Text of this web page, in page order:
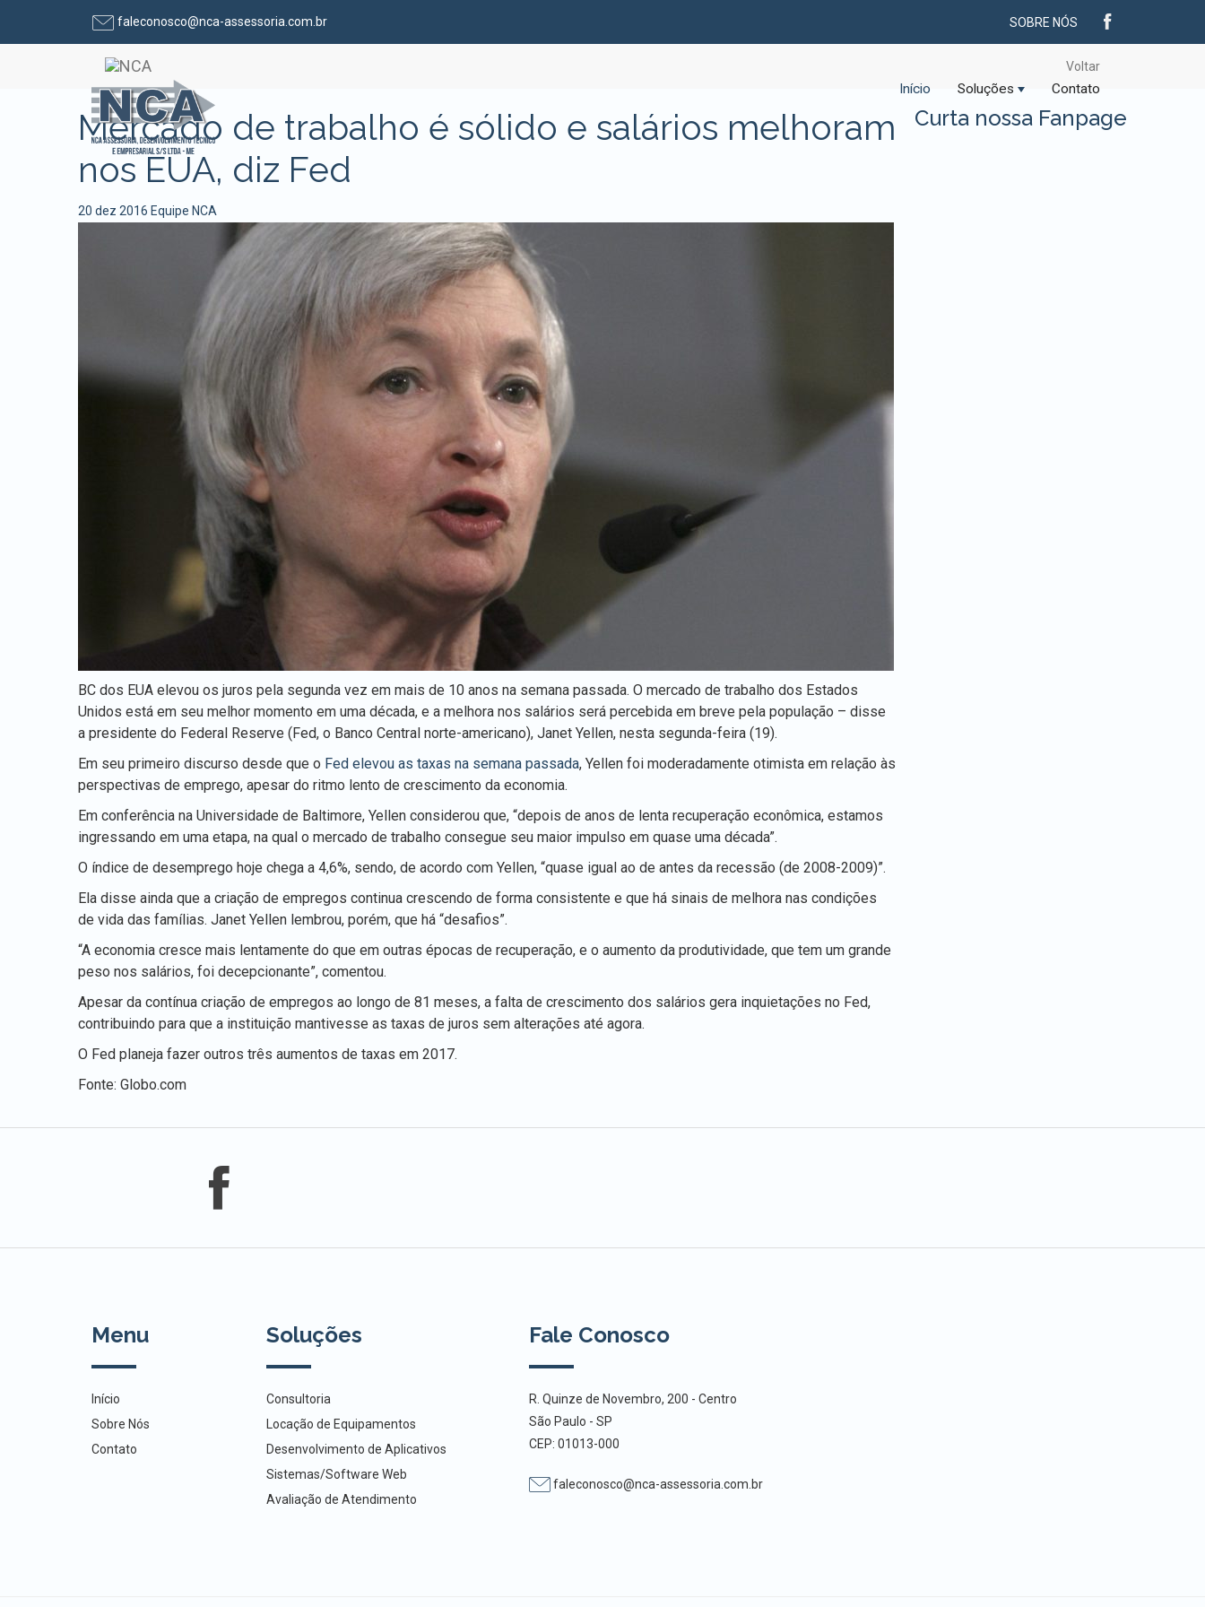
Pular para o conteúdofaleconosco@nca-assessoria.com.br SOBRE NÓS
Início Soluções Contato
Voltar
Curta nossa Fanpage
Mercado de trabalho é sólido e salários melhoram
nos EUA, diz Fed
20 dez 2016 Equipe NCA
BC dos EUA elevou os juros pela segunda vez em mais de 10 anos na semana passada. O mercado de trabalho dos Estados
Unidos está em seu melhor momento em uma década, e a melhora nos salários será percebida em breve pela população – disse
a presidente do Federal Reserve (Fed, o Banco Central norte-americano), Janet Yellen, nesta segunda-feira (19).
Em seu primeiro discurso desde que o Fed elevou as taxas na semana passada, Yellen foi moderadamente otimista em relação às
perspectivas de emprego, apesar do ritmo lento de crescimento da economia.
Em conferência na Universidade de Baltimore, Yellen considerou que, “depois de anos de lenta recuperação econômica, estamos
ingressando em uma etapa, na qual o mercado de trabalho consegue seu maior impulso em quase uma década”.
O índice de desemprego hoje chega a 4,6%, sendo, de acordo com Yellen, “quase igual ao de antes da recessão (de 2008-2009)”.
Ela disse ainda que a criação de empregos continua crescendo de forma consistente e que há sinais de melhora nas condições
de vida das famílias. Janet Yellen lembrou, porém, que há “desafios”.
“A economia cresce mais lentamente do que em outras épocas de recuperação, e o aumento da produtividade, que tem um grande
peso nos salários, foi decepcionante”, comentou.
Apesar da contínua criação de empregos ao longo de 81 meses, a falta de crescimento dos salários gera inquietações no Fed,
contribuindo para que a instituição mantivesse as taxas de juros sem alterações até agora.
O Fed planeja fazer outros três aumentos de taxas em 2017.
Fonte: Globo.com
Menu
Início
Sobre Nós
Contato
Soluções
Consultoria
Locação de Equipamentos
Desenvolvimento de Aplicativos
Sistemas/Software Web
Avaliação de Atendimento
Fale Conosco
R. Quinze de Novembro, 200 - Centro
São Paulo - SP
CEP: 01013-000
faleconosco@nca-assessoria.com.br